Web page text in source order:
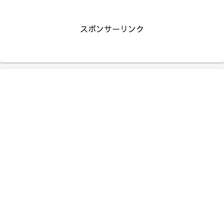
スポンサーリンク